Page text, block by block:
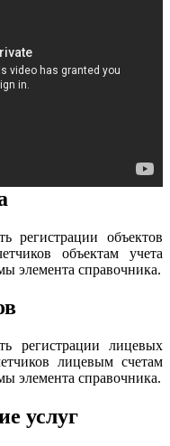
регистрации объектов
объектам учета
элемента справочника.
регистрации лицевых
лицевым счетам
элемента справочника.
услуг